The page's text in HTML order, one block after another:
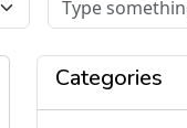
Categories